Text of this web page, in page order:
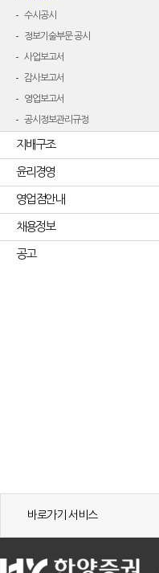
수시공시
정보기술부문 공시
사업보고서
감사보고서
영업보고서
공시정보관리규정
지배구조
윤리경영
영업점안내
채용정보
공고
바로가기 서비스